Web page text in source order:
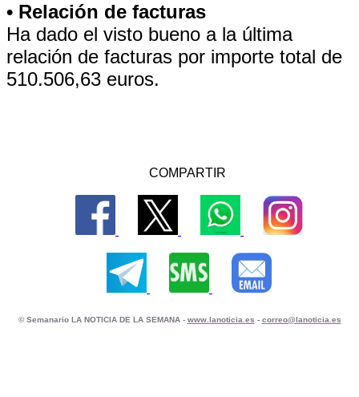
• Relación de facturas
Ha dado el visto bueno a la última
relación de facturas por importe total de
510.506,63 euros.
COMPARTIR
© Semanario LA NOTICIA DE LA SEMANA - www.lanoticia.es - correo@lanoticia.es